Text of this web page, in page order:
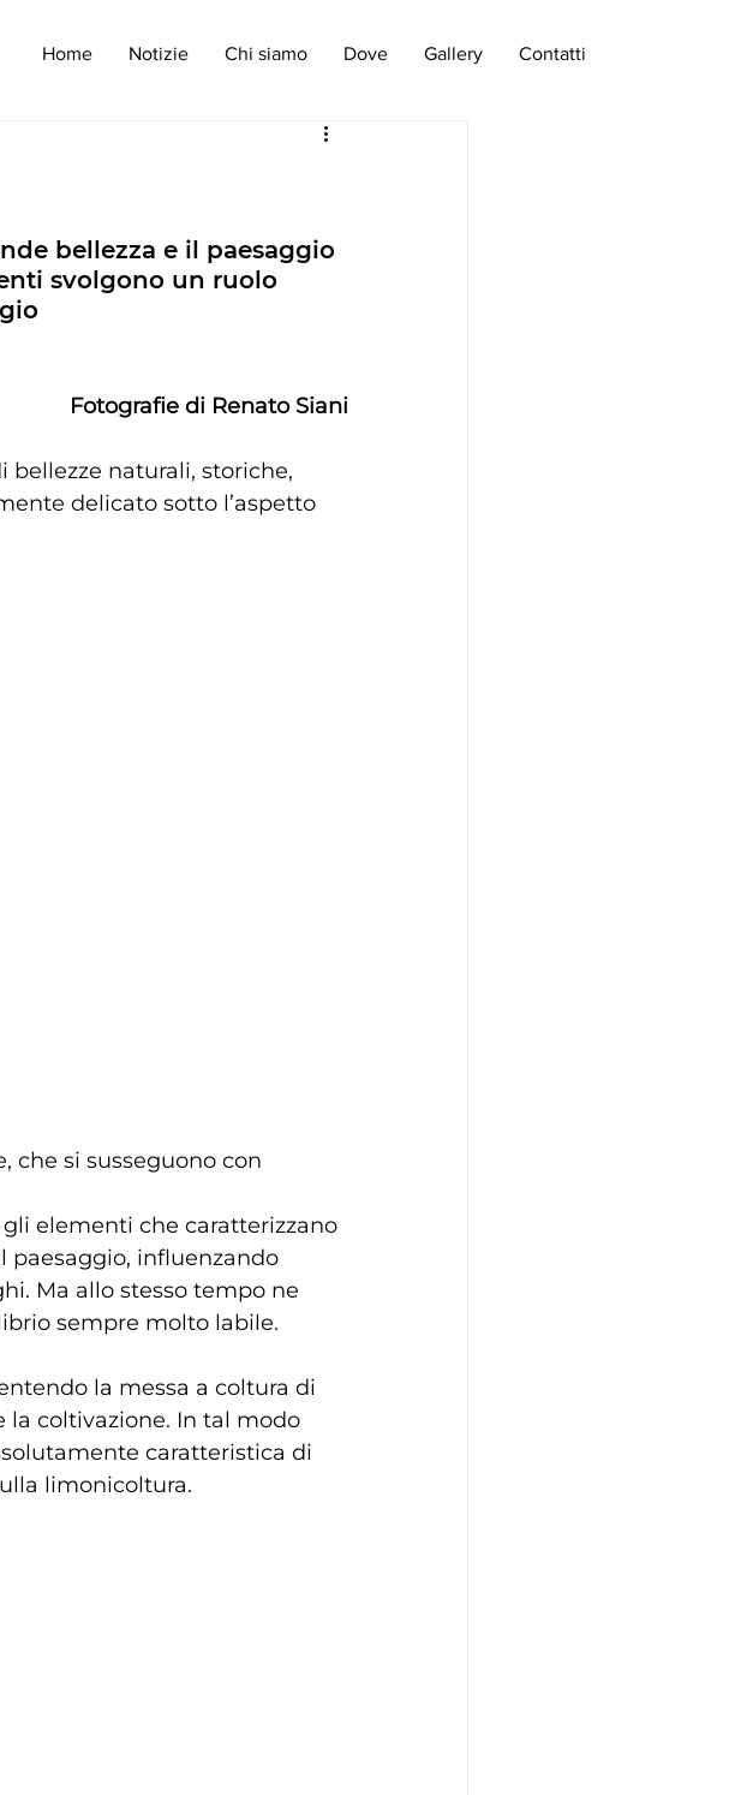
Home Notizie Chi siamo Dove Gallery Contatti
bellezza e il paesaggio
svolgono un ruolo
Fotografie di Renato Siani
naturali, storiche,
delicato sotto l’aspetto
che si susseguono con
gli elementi che caratterizzano
paesaggio, influenzando
Ma allo stesso tempo ne
sempre molto labile.
la messa a coltura di
coltivazione. In tal modo
caratteristica di
limonicoltura.